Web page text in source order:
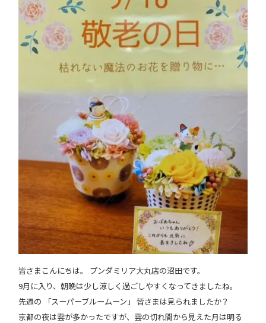
皆さまこんにちは。 プンダミリア大丸店の沼田です。
9月に入り、朝晩は少し涼しく過ごしやすくなってきましたね。
先週の 「スーパーブルームーン」 皆さまは見られましたか？
京都の夜は雲が多かったですが、雲の切れ間から見えた月は明る